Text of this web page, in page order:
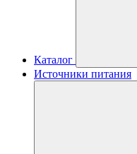
Каталог
Источники питания